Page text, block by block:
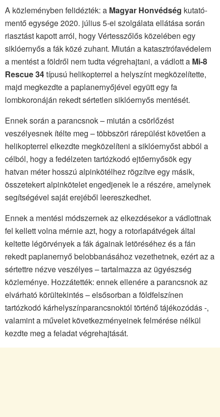
A közleményben felidézték: a Magyar Honvédség kutató-
mentő egysége 2020. július 5-ei szolgálata ellátása során
riasztást kapott arról, hogy Vértesszőlős közelében egy
siklóernyős a fák közé zuhant. Miután a katasztrófavédelem
a mentést a földről nem tudta végrehajtani, a vádlott a Mi-8
Rescue 34típusú helikopterrel a helyszínt megközelítette,
majd megkezdte a paplanernyőjével együtt egy fa
lombkoronáján rekedt sértetlen siklóernyős mentését.
Ennek során a parancsnok – miután a csörlőzést
veszélyesnek ítélte meg – többszöri rárepülést követően a
helikopterrel elkezdte megközelíteni a siklóernyőst abból a
célból, hogy a fedélzeten tartózkodó ejtőernyősök egy
hatvan méter hosszú alpinkötélhez rögzítve egy másik,
összetekert alpinkötelet engedjenek le a részére, amelynek
segítségével saját erejéből leereszkedhet.
Ennek a mentési módszernek az elkezdésekor a vádlottnak
fel kellett volna mérnie azt, hogy a rotorlapátvégek által
keltette légörvények a fák ágainak letöréséhez és a fán
rekedt paplanernyő belobbanásához vezethetnek, ezért az a
sértettre nézve veszélyes – tartalmazza az ügyészség
közleménye. Hozzátették: ennek ellenére a parancsnok az
elvárható körültekintés – elsősorban a földfelszínen
tartózkodó kárhelyszínparancsnoktól történő tájékozódás -,
valamint a művelet következményeinek felmérése nélkül
kezdte meg a feladat végrehajtását.